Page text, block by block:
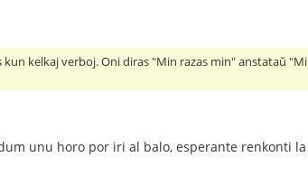
kelkaj verboj. Oni diras "Min razas min" anstataŭ "Mi
unu horo por iri al balo, esperante renkonti la